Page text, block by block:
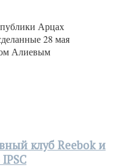
Арцах
28 мая
Алиевым
клуб Reebok и